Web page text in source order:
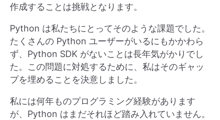
作成することは挑戦となります。
Python は私たちにとってそのような課題でした。
たくさんの Python ユーザーがいるにもかかわら
ず、Python SDK がないことは長年気がかりでし
た。この問題に対処するために、私はそのギャッ
プを埋めることを決意しました。
私には何年ものプログラミング経験があります
が、Python はまだそれほど踏み入れていません。